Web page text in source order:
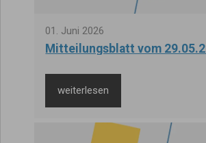
01 . Juni 2026
Mitteilungsblatt vom
weiterlesen